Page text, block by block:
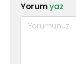
Yorumyaz